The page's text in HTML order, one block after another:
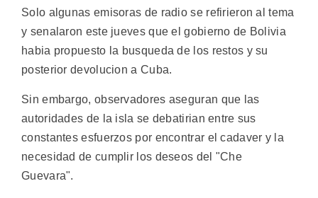
Solo algunas emisoras de radio se refirieron al tema
y senalaron este jueves que el gobierno de Bolivia
habia propuesto la busqueda de los restos y su
posterior devolucion a Cuba.
Sin embargo, observadores aseguran que las
autoridades de la isla se debatirian entre sus
constantes esfuerzos por encontrar el cadaver y la
necesidad de cumplir los deseos del "Che
Guevara".